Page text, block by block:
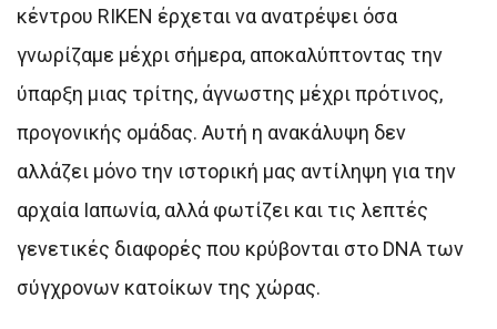
κέντρου RIKEN έρχεται να ανατρέψει όσα
γνωρίζαμε μέχρι σήμερα, αποκαλύπτοντας την
ύπαρξη μιας τρίτης, άγνωστης μέχρι πρότινος,
προγονικής ομάδας. Αυτή η ανακάλυψη δεν
αλλάζει μόνο την ιστορική μας αντίληψη για την
αρχαία Ιαπωνία, αλλά φωτίζει και τις λεπτές
γενετικές διαφορές που κρύβονται στο DNA των
σύγχρονων κατοίκων της χώρας.